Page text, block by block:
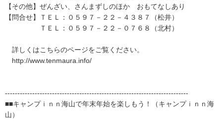
【その他】ぜんざい、さんまずしのほか おもてなしあり
【問合せ】ＴＥＬ：０５９７－２２－４３８７（松井）
ＴＥＬ：０５９７－２２－０７６８（北村）
詳しくはこちらのページをご覧ください。
http://www.tenmaura.info/
--------------------------------------------------------------------------
■■キャンプｉｎｎ海山で年末年始を楽しもう！（キャンプｉｎｎ海
山）